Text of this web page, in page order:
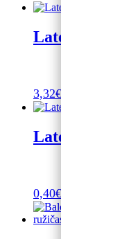
Latex balon
3,32€
Latex balon
0,40€